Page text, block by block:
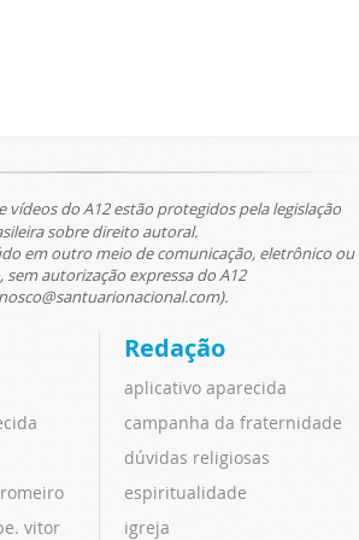
vídeos do A12 estão protegidos pela legislação
sobre direito autoral.
em outro meio de comunicação, eletrônico ou
sem autorização expressa do A12
vitor
Redação
aplicativo aparecida
campanha da fraternidade
dúvidas religiosas
espiritualidade
igreja